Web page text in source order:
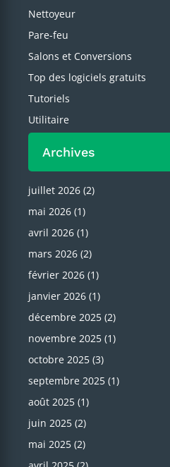
Nettoyeur
Pare-feu
Salons et Conversions
Top des logiciels gratuits
Tutoriels
Utilitaire
Archives
juillet 2026 (2)
mai 2026 (1)
avril 2026 (1)
mars 2026 (2)
février 2026 (1)
janvier 2026 (1)
décembre 2025 (2)
novembre 2025 (1)
octobre 2025 (3)
septembre 2025 (1)
août 2025 (1)
juin 2025 (2)
mai 2025 (2)